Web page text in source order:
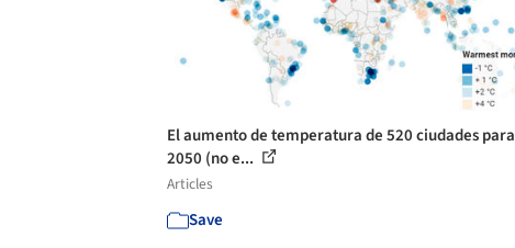
El aumento de temperatura de 520 ciudades para
2050 (no e...
Articles
Save